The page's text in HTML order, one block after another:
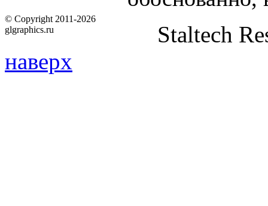
© Copyright 2011-2026
glgraphics.ru
Staltech
наверх